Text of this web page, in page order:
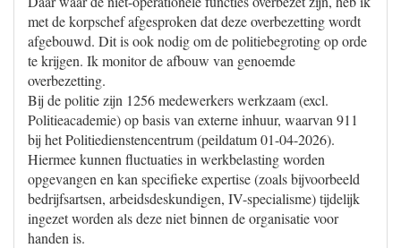
met de korpschef afgesproken dat deze overbezetting wordt
afgebouwd. Dit is ook nodig om de politiebegroting op orde
te krijgen. Ik monitor de afbouw van genoemde
overbezetting.
Bij de politie zijn 1256 medewerkers werkzaam (excl.
Politieacademie) op basis van externe inhuur, waarvan 911
bij het Politiedienstencentrum (peildatum 01-04-2026).
Hiermee kunnen fluctuaties in werkbelasting worden
opgevangen en kan specifieke expertise (zoals bijvoorbeeld
bedrijfsartsen, arbeidsdeskundigen, IV-specialisme) tijdelijk
ingezet worden als deze niet binnen de organisatie voor
handen is.